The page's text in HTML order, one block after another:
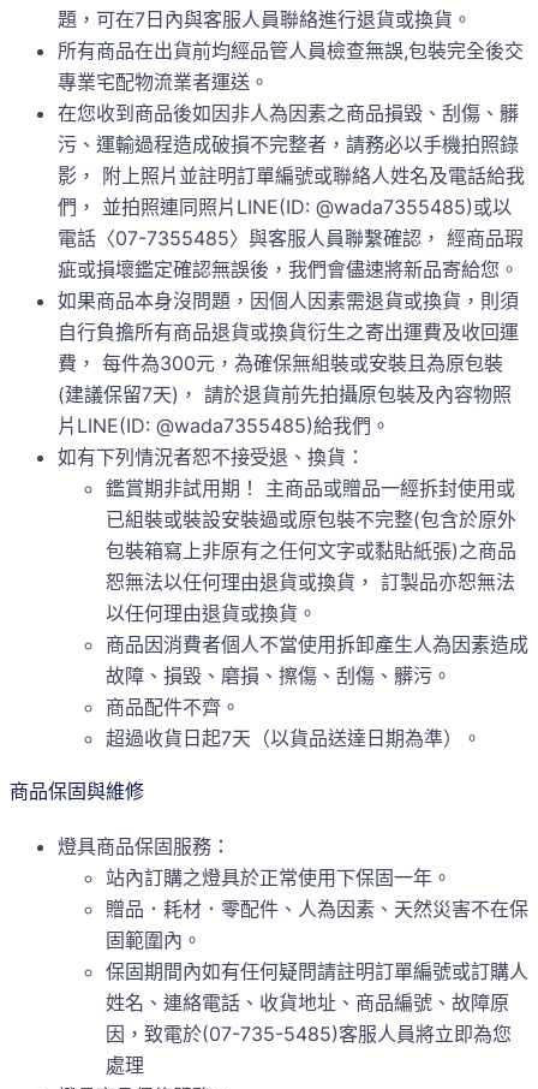
題，可在7日內與客服人員聯絡進行退貨或換貨。
所有商品在出貨前均經品管人員檢查無誤,包裝完全後交
專業宅配物流業者運送。
在您收到商品後如因非人為因素之商品損毀、刮傷、髒
污、運輸過程造成破損不完整者，請務必以手機拍照錄
影， 附上照片並註明訂單編號或聯絡人姓名及電話給我
們， 並拍照連同照片LINE(ID: @wada7355485)或以
電話〈07-7355485〉與客服人員聯繫確認， 經商品瑕
疵或損壞鑑定確認無誤後，我們會儘速將新品寄給您。
如果商品本身沒問題，因個人因素需退貨或換貨，則須
自行負擔所有商品退貨或換貨衍生之寄出運費及收回運
費， 每件為300元，為確保無組裝或安裝且為原包裝
(建議保留7天)， 請於退貨前先拍攝原包裝及內容物照
片LINE(ID: @wada7355485)給我們。
如有下列情況者恕不接受退、換貨：
鑑賞期非試用期！ 主商品或贈品一經拆封使用或
已組裝或裝設安裝過或原包裝不完整(包含於原外
包裝箱寫上非原有之任何文字或黏貼紙張)之商品
恕無法以任何理由退貨或換貨， 訂製品亦恕無法
以任何理由退貨或換貨。
商品因消費者個人不當使用拆卸產生人為因素造成
故障、損毀、磨損、擦傷、刮傷、髒污。
商品配件不齊。
超過收貨日起7天（以貨品送達日期為準）。
商品保固與維修
燈具商品保固服務：
站內訂購之燈具於正常使用下保固一年。
贈品．耗材．零配件、人為因素、天然災害不在保
固範圍內。
保固期間內如有任何疑問請註明訂單編號或訂購人
姓名、連絡電話、收貨地址、商品編號、故障原
因，致電於(07-735-5485)客服人員將立即為您
處理